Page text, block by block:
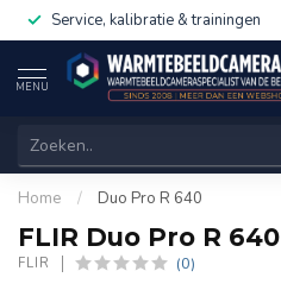
Service, kalibratie & trainingen
MENU
Home / Duo Pro R 640
FLIR Duo Pro R 640
FLIR (0)